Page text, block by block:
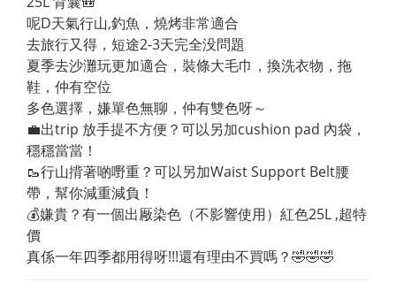
呢D天氣行山,釣魚，燒烤非常適合
去旅行又得，短途2-3天完全没問題
夏季去沙灘玩更加適合，裝條大毛巾，換洗衣物，拖
鞋，仲有空位
多色選擇，嫌單色無聊，仲有雙色呀～
💼出trip 放手提不方便？可以另加cushion pad 內袋，
穩穩當當！
🥾行山揹著啲嘢重？可以另加Waist Support Belt腰
帶，幫你減重減負！
💰嫌貴？有一個出厰染色（不影響使用）紅色25L ,超特
價
真係一年四季都用得呀!!!還有理由不買嗎？🤣🤣🤣